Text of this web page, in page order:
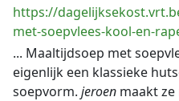
https://
met-soepvlees-kool-en-
... Maaltijdsoep met
eigenlijk een klassieke
soepvorm. jeroen maakt